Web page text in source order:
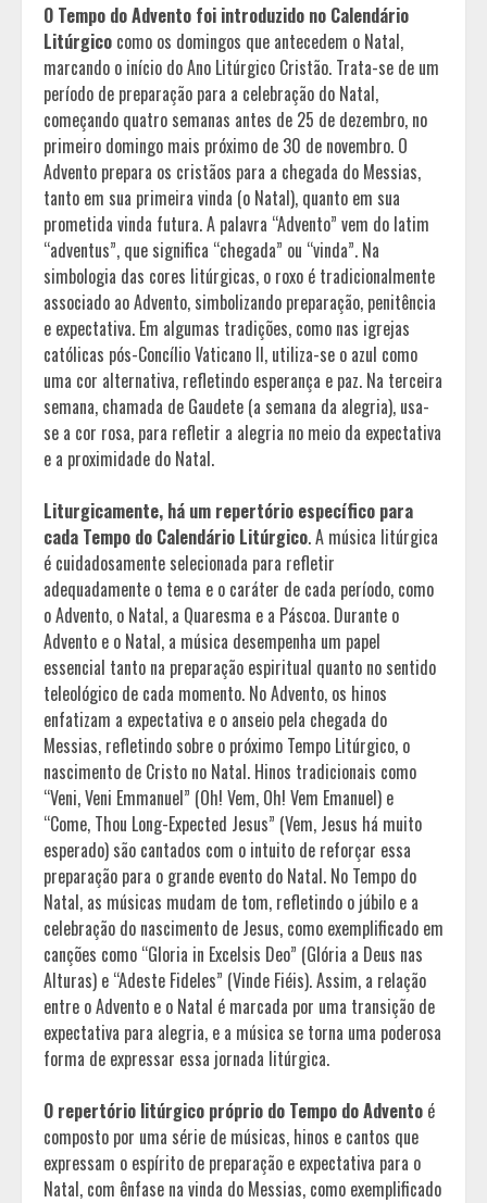
O Tempo do Advento foi introduzido no Calendário
Litúrgico como os domingos que antecedem o Natal,
marcando o início do Ano Litúrgico Cristão. Trata-se de um
período de preparação para a celebração do Natal,
começando quatro semanas antes de 25 de dezembro, no
primeiro domingo mais próximo de 30 de novembro. O
Advento prepara os cristãos para a chegada do Messias,
tanto em sua primeira vinda (o Natal), quanto em sua
prometida vinda futura. A palavra “Advento” vem do latim
“adventus”, que significa “chegada” ou “vinda”. Na
simbologia das cores litúrgicas, o roxo é tradicionalmente
associado ao Advento, simbolizando preparação, penitência
e expectativa. Em algumas tradições, como nas igrejas
católicas pós-Concílio Vaticano II, utiliza-se o azul como
uma cor alternativa, refletindo esperança e paz. Na terceira
semana, chamada de Gaudete (a semana da alegria), usa-
se a cor rosa, para refletir a alegria no meio da expectativa
e a proximidade do Natal.
Liturgicamente, há um repertório específico para
cada Tempo do Calendário Litúrgico. A música litúrgica
é cuidadosamente selecionada para refletir
adequadamente o tema e o caráter de cada período, como
o Advento, o Natal, a Quaresma e a Páscoa. Durante o
Advento e o Natal, a música desempenha um papel
essencial tanto na preparação espiritual quanto no sentido
teleológico de cada momento. No Advento, os hinos
enfatizam a expectativa e o anseio pela chegada do
Messias, refletindo sobre o próximo Tempo Litúrgico, o
nascimento de Cristo no Natal. Hinos tradicionais como
“Veni, Veni Emmanuel” (Oh! Vem, Oh! Vem Emanuel) e
“Come, Thou Long-Expected Jesus” (Vem, Jesus há muito
esperado) são cantados com o intuito de reforçar essa
preparação para o grande evento do Natal. No Tempo do
Natal, as músicas mudam de tom, refletindo o júbilo e a
celebração do nascimento de Jesus, como exemplificado em
canções como “Gloria in Excelsis Deo” (Glória a Deus nas
Alturas) e “Adeste Fideles” (Vinde Fiéis). Assim, a relação
entre o Advento e o Natal é marcada por uma transição de
expectativa para alegria, e a música se torna uma poderosa
forma de expressar essa jornada litúrgica.
O repertório litúrgico próprio do Tempo do Advento é
composto por uma série de músicas, hinos e cantos que
expressam o espírito de preparação e expectativa para o
Natal, com ênfase na vinda do Messias, como exemplificado